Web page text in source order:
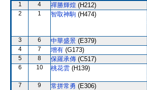
1 4 禪勝輝煌 (H212)
2 1 智取神駒 (H474)
3 6 中華盛景 (E379)
4 7 增有 (G173)
5 8 保羅承傳 (C517)
6 10 桃花雲 (H139)
7 9 常拼常勇 (E306)